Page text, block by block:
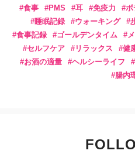
食事
PMS 耳 免疫力 ボ
睡眠記録
ウォーキング
食事記録
ゴールデンタイム
セルフケア
リラックス 健
お酒の適量
ヘルシーライフ
腸内